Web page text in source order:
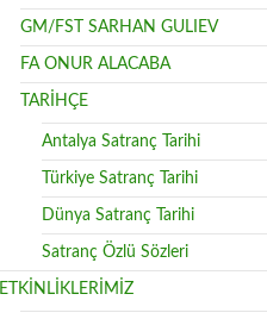
GM/FST SARHAN GULIEV
FA ONUR ALACABA
TARİHÇE
Antalya Satranç Tarihi
Türkiye Satranç Tarihi
Dünya Satranç Tarihi
Satranç Özlü Sözleri
ETKİNLİKLERİMİZ